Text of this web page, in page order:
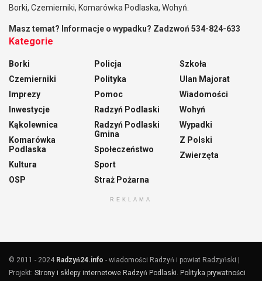
Borki, Czemierniki, Komarówka Podlaska, Wohyń.
Masz temat? Informacje o wypadku? Zadzwoń 534-824-633
Kategorie
Borki
Czemierniki
Imprezy
Inwestycje
Kąkolewnica
Komarówka
Podlaska
Kultura
OSP
Policja
Polityka
Pomoc
Radzyń Podlaski
Radzyń Podlaski
Gmina
Społeczeństwo
Sport
Straż Pożarna
Szkoła
Ulan Majorat
Wiadomości
Wohyń
Wypadki
Z Polski
Zwierzęta
REKLAMA
© 2011 - 2024 Radzyń24.info - wiadomości Radzyń i powiat Radzyński |
Projekt: Strony i sklepy internetowe Radzyń Podlaski. Polityka prywatności